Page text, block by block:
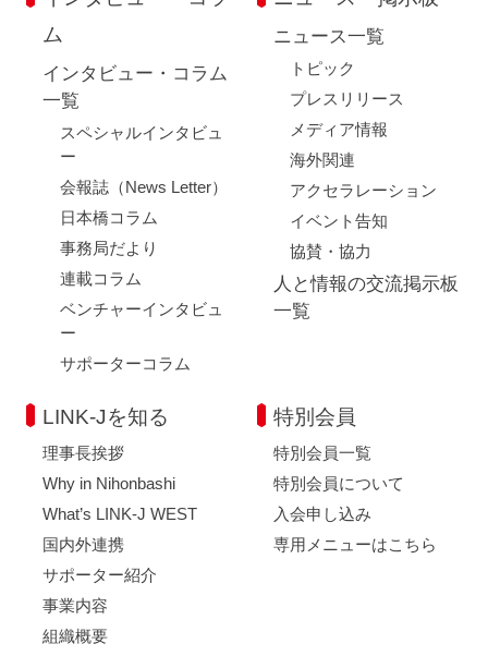
ム
インタビュー・コラム
一覧
スペシャルインタビュ
ー
会報誌（News Letter）
日本橋コラム
事務局だより
連載コラム
ベンチャーインタビュ
ー
サポーターコラム
ニュース一覧
トピック
プレスリリース
メディア情報
海外関連
アクセラレーション
イベント告知
協賛・協力
人と情報の交流掲示板
一覧
LINK-Jを知る
理事長挨拶
Why in Nihonbashi
What’s LINK-J WEST
国内外連携
サポーター紹介
事業内容
組織概要
特別会員
特別会員一覧
特別会員について
入会申し込み
専用メニューはこちら